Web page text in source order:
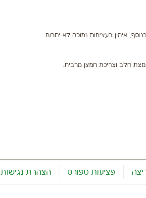
אימון בעצימות נמוכה לא יתרום
חלב וצריכת חמצן מרבית.
פציעות ספורט הצהרת נגישות